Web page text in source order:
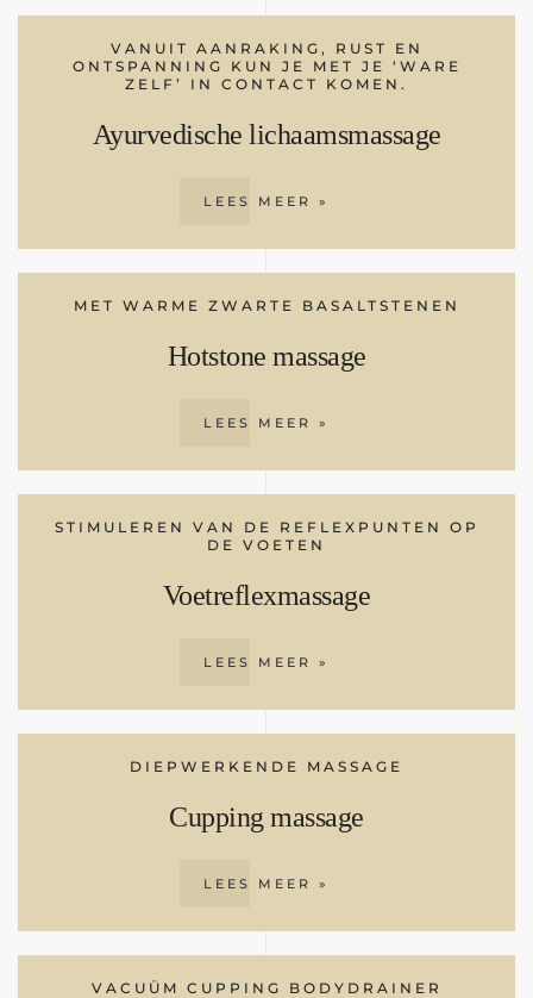
VANUIT AANRAKING, RUST EN
ONTSPANNING KUN JE MET JE ‘WARE
ZELF’ IN CONTACT KOMEN.
Ayurvedische lichaamsmassage
LEES MEER »
MET WARME ZWARTE BASALTSTENEN
Hotstone massage
LEES MEER »
STIMULEREN VAN DE REFLEXPUNTEN OP
DE VOETEN
Voetreflexmassage
LEES MEER »
DIEPWERKENDE MASSAGE
Cupping massage
LEES MEER »
VACUÜM CUPPING BODYDRAINER